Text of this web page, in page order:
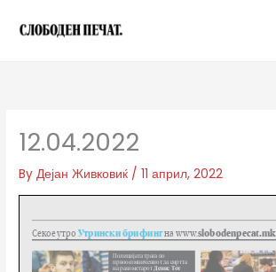
12.04.2022
ByДејан Живковиќ /11 април, 2022